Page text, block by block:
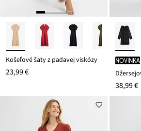
Košeľové šaty z padavej viskózy
23,99 €
novinka
38,99 €